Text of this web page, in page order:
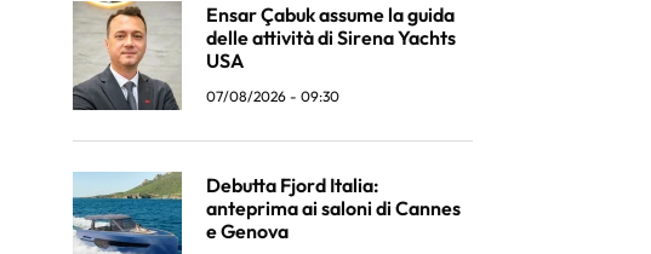
Ensar Çabuk assume la guida
delle attività di Sirena Yachts
USA
07/08/2026 - 09:30
Debutta Fjord Italia:
anteprima ai saloni di Cannes
e Genova